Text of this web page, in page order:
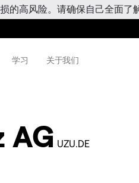
高风险。请确保自己全面了
学习 关于我们
AG UZU.DE